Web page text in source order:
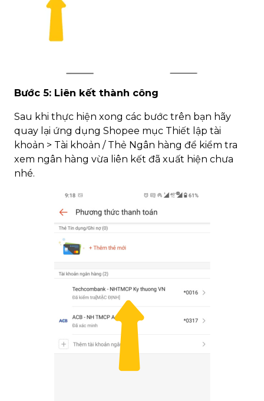
Bước 5: Liên kết thành công
Sau khi thực hiện xong các bước trên bạn hãy
quay lại ứng dụng Shopee mục Thiết lập tài
khoản > Tài khoản / Thẻ Ngân hàng để kiểm tra
xem ngân hàng vừa liên kết đã xuất hiện chưa
nhé.